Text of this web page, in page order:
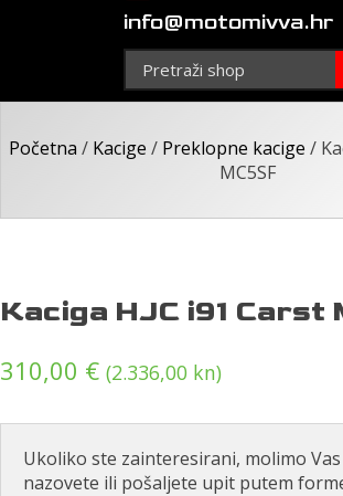
info@motomivva.hr
Početna / Kacige / Preklopne kacige /
MC5SF
Kaciga HJC i91 Carst
310,00 € (2.336,00 kn)
Ukoliko ste zainteresirani, molimo Vas
nazovete ili pošaljete upit putem